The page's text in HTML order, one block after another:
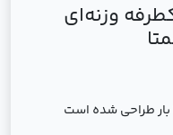
وزنه‌ای
شیر یکطرفه وزنه‌ای سایز 80 - 16 بار طراحی شده است